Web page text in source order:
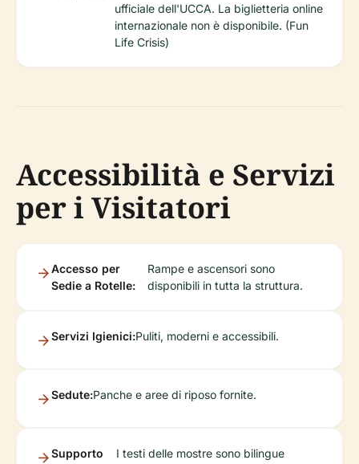
ufficiale dell'UCCA. La biglietteria online
internazionale non è disponibile. (Fun
Life Crisis)
Accessibilità e Servizi
per i Visitatori
Accesso per
Sedie a Rotelle:
Rampe e ascensori sono
disponibili in tutta la struttura.
Servizi Igienici:Puliti, moderni e accessibili.
Sedute:Panche e aree di riposo fornite.
Supporto
I testi delle mostre sono bilingue